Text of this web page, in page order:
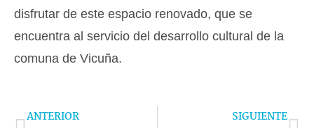
disfrutar de este espacio renovado, que se
encuentra al servicio del desarrollo cultural de la
comuna de Vicuña.
Prev
ANTERIOR SIGUIENTE